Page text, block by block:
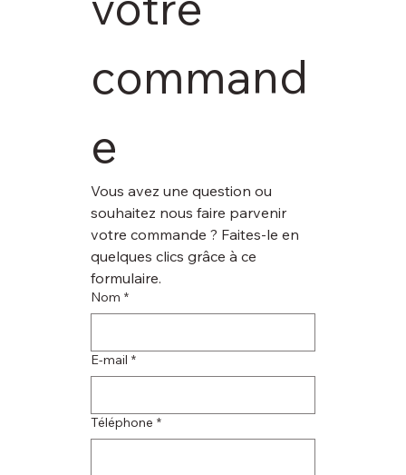
command
e
Vous avez une question ou
souhaitez nous faire parvenir
votre commande ? Faites-le en
quelques clics grâce à ce
formulaire.
Nom *
E‑mail *
Téléphone *